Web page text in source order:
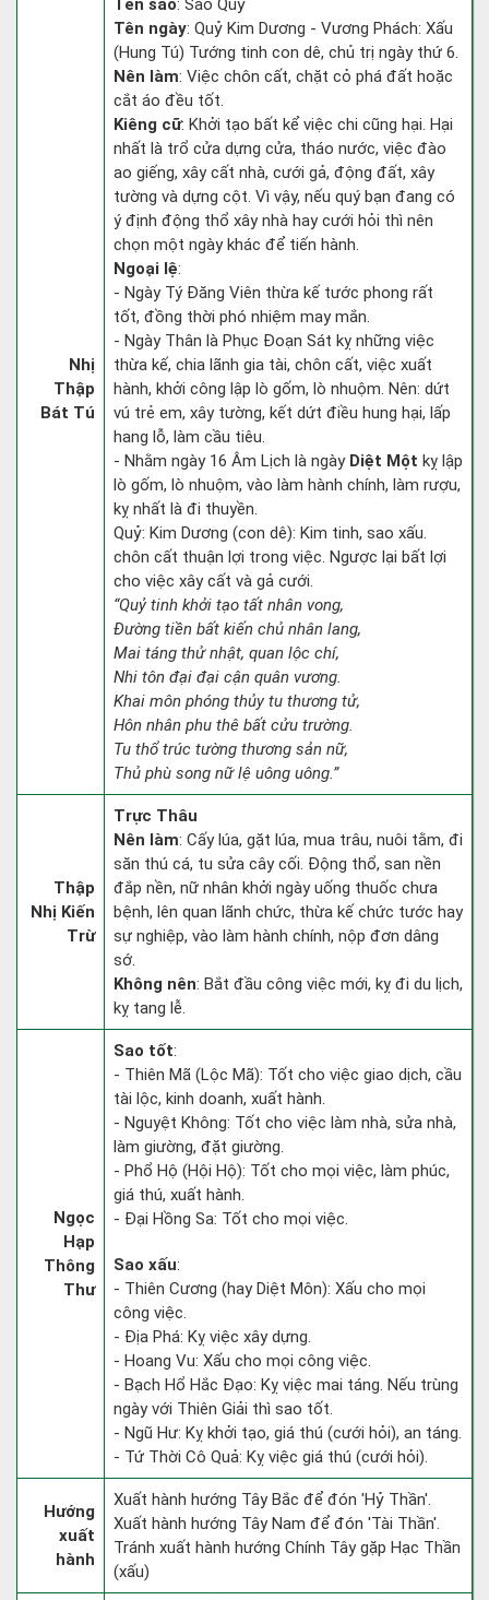
Nhị
Thập
Bát Tú
Tên sao: Sao Quỷ
Tên ngày: Quỷ Kim Dương - Vương Phách: Xấu
(Hung Tú) Tướng tinh con dê, chủ trị ngày thứ 6.
Nên làm: Việc chôn cất, chặt cỏ phá đất hoặc
cắt áo đều tốt.
Kiêng cữ: Khởi tạo bất kể việc chi cũng hại. Hại
nhất là trổ cửa dựng cửa, tháo nước, việc đào
ao giếng, xây cất nhà, cưới gả, động đất, xây
tường và dựng cột. Vì vậy, nếu quý bạn đang có
ý định động thổ xây nhà hay cưới hỏi thì nên
chọn một ngày khác để tiến hành.
Ngoại lệ:
- Ngày Tý Đăng Viên thừa kế tước phong rất
tốt, đồng thời phó nhiệm may mắn.
- Ngày Thân là Phục Đoạn Sát kỵ những việc
thừa kế, chia lãnh gia tài, chôn cất, việc xuất
hành, khởi công lập lò gốm, lò nhuộm. Nên: dứt
vú trẻ em, xây tường, kết dứt điều hung hại, lấp
hang lỗ, làm cầu tiêu.
- Nhằm ngày 16 Âm Lịch là ngày Diệt Một kỵ lập
lò gốm, lò nhuộm, vào làm hành chính, làm rượu,
kỵ nhất là đi thuyền.
Quỷ: Kim Dương (con dê): Kim tinh, sao xấu.
chôn cất thuận lợi trong việc. Ngược lại bất lợi
cho việc xây cất và gả cưới.
“Quỷ tinh khởi tạo tất nhân vong,
Đường tiền bất kiến chủ nhân lang,
Mai táng thử nhật, quan lộc chí,
Nhi tôn đại đại cận quân vương.
Khai môn phóng thủy tu thương tử,
Hôn nhân phu thê bất cửu trường.
Tu thổ trúc tường thương sản nữ,
Thủ phù song nữ lệ uông uông.”
Thập
Nhị Kiến
Trừ
Trực Thâu
Nên làm: Cấy lúa, gặt lúa, mua trâu, nuôi tằm, đi
săn thú cá, tu sửa cây cối. Động thổ, san nền
đắp nền, nữ nhân khởi ngày uống thuốc chưa
bệnh, lên quan lãnh chức, thừa kế chức tước hay
sự nghiệp, vào làm hành chính, nộp đơn dâng
sớ.
Không nên: Bắt đầu công việc mới, kỵ đi du lịch,
kỵ tang lễ.
Ngọc
Hạp
Thông
Thư
Sao tốt:
- Thiên Mã (Lộc Mã): Tốt cho việc giao dịch, cầu
tài lộc, kinh doanh, xuất hành.
- Nguyệt Không: Tốt cho việc làm nhà, sửa nhà,
làm giường, đặt giường.
- Phổ Hộ (Hội Hộ): Tốt cho mọi việc, làm phúc,
giá thú, xuất hành.
- Đại Hồng Sa: Tốt cho mọi việc.
Sao xấu:
- Thiên Cương (hay Diệt Môn): Xấu cho mọi
công việc.
- Địa Phá: Kỵ việc xây dựng.
- Hoang Vu: Xấu cho mọi công việc.
- Bạch Hổ Hắc Đạo: Kỵ việc mai táng. Nếu trùng
ngày với Thiên Giải thì sao tốt.
- Ngũ Hư: Kỵ khởi tạo, giá thú (cưới hỏi), an táng.
- Tứ Thời Cô Quả: Kỵ việc giá thú (cưới hỏi).
Hướng
xuất
hành
Xuất hành hướng Tây Bắc để đón 'Hỷ Thần'.
Xuất hành hướng Tây Nam để đón 'Tài Thần'.
Tránh xuất hành hướng Chính Tây gặp Hạc Thần
(xấu)